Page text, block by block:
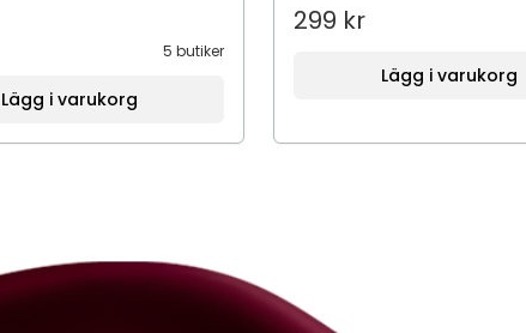
5 butiker
Lägg i varukorg
299 kr
Lägg i varukorg